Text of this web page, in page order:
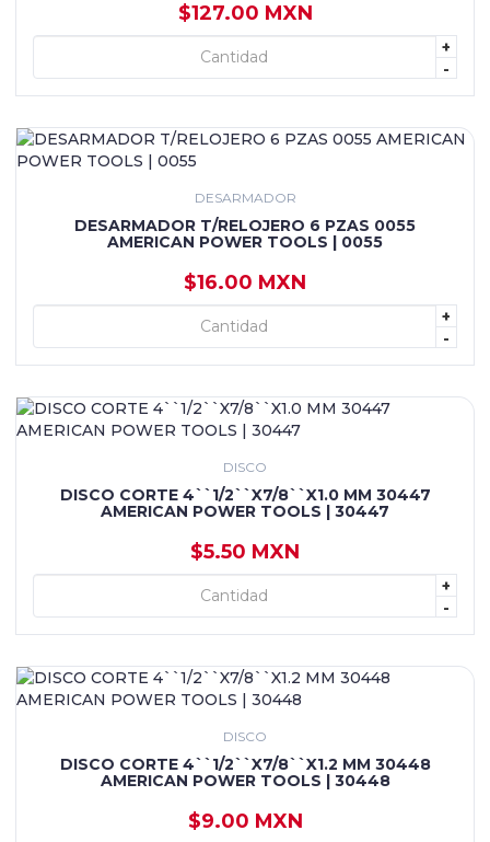
$127.00 MXN
+
-
+ AGREGAR
DESARMADOR
DESARMADOR T/RELOJERO 6 PZAS 0055
AMERICAN POWER TOOLS | 0055
$16.00 MXN
+
-
+ AGREGAR
DISCO
DISCO CORTE 4``1/2``X7/8``X1.0 MM 30447
AMERICAN POWER TOOLS | 30447
$5.50 MXN
+
-
+ AGREGAR
DISCO
DISCO CORTE 4``1/2``X7/8``X1.2 MM 30448
AMERICAN POWER TOOLS | 30448
$9.00 MXN